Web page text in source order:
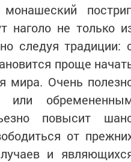
наголо не только
следуя традиции:
проще
мира. Очень
повысит
от
и